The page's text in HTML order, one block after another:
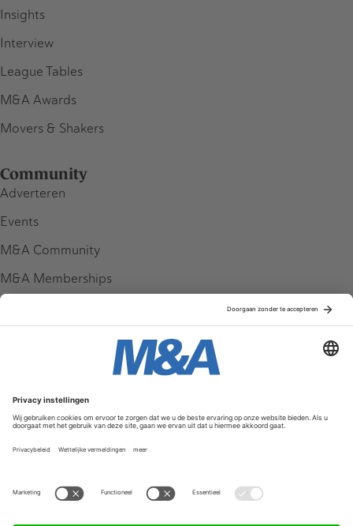
Insights
Interview
League Tables
M&A Awards
Movers & Shakers
Community
Adverteren
Events
M&A Community
M&A Memberships
Service & Contact
Contact
FAQ
Werken bij ons